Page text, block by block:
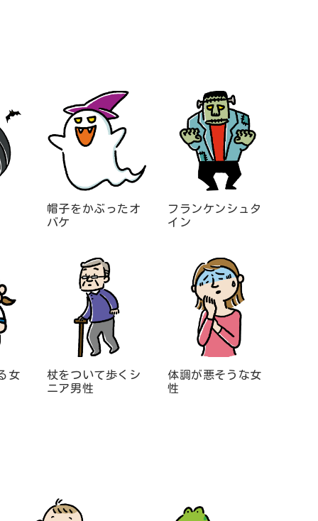
帽子をかぶったオ
バケ
フランケンシュタ
イン
女
杖をついて歩くシ
ニア男性
体調が悪そうな女
性